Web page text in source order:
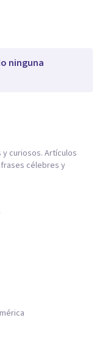
ninguna
curiosos. Artículos
célebres y